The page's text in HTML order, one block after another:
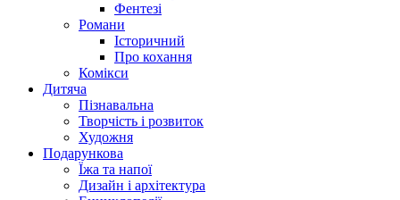
Фентезі
Романи
Історичний
Про кохання
Комікси
Дитяча
Пізнавальна
Творчість і розвиток
Художня
Подарункова
Їжа та напої
Дизайн і архітектура